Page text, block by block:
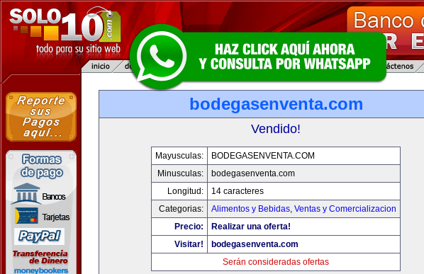
bodegasenventa.com
Vendido!
Mayusculas:
BODEGASENVENTA.COM
Minusculas:
bodegasenventa.com
Longitud:
14 caracteres
Categorias:
Alimentos y Bebidas, Ventas y Comercializacion
Precio:
Realizar una oferta!
Visitar!
bodegasenventa.com
Serán consideradas ofertas